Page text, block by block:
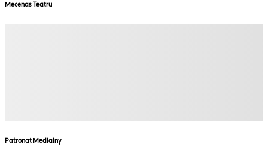
Mecenas Teatru
Patronat Medialny